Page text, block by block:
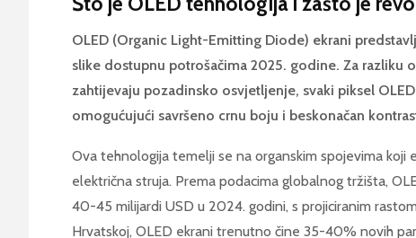
OLED (Organic Light-Emitting Diode) ekrani
slike dostupnu potrošačima 2025. godine. Za razliku
zahtijevaju pozadinsko osvjetljenje, svaki piksel
omogućujući savršeno crnu boju i beskonačan
Ova tehnologija temelji se na organskim spojevima koji
električna struja. Prema podacima globalnog tržišta,
40-45 milijardi USD u 2024. godini, s projiciranim
Hrvatskoj, OLED ekrani trenutno čine 35-40% novih